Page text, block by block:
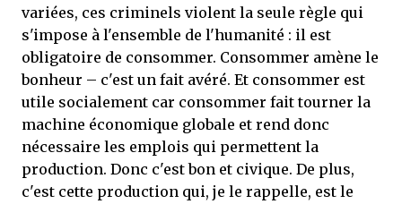
variées, ces criminels violent la seule règle qui
s'impose à l'ensemble de l'humanité : il est
obligatoire de consommer. Consommer amène le
bonheur – c'est un fait avéré. Et consommer est
utile socialement car consommer fait tourner la
machine économique globale et rend donc
nécessaire les emplois qui permettent la
production. Donc c'est bon et civique. De plus,
c'est cette production qui, je le rappelle, est le